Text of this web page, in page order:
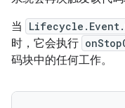
当
时，它会执行
码块中的任何工作。